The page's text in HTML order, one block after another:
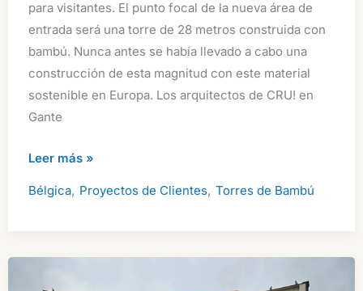
para visitantes. El punto focal de la nueva área de
entrada será una torre de 28 metros construida con
bambú. Nunca antes se había llevado a cabo una
construcción de esta magnitud con este material
sostenible en Europa. Los arquitectos de CRU! en
Gante
Torre
Bambú
Leer más »
Bélgica, Proyectos de Clientes, Torres de Bambú